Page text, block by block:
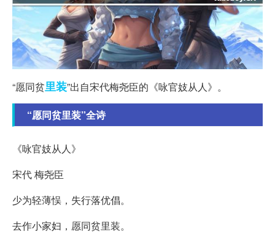
“愿同贫里装”出自宋代梅尧臣的《咏官妓从人》。
“愿同贫里装”全诗
《咏官妓从人》
宋代 梅尧臣
少为轻薄悮，失行落优倡。
去作小家妇，愿同贫里装。